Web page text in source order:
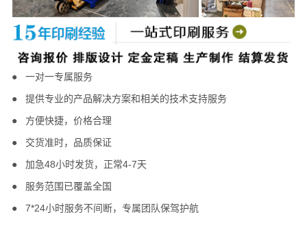
● 一对一专属服务
● 提供专业的产品解决方案和相关的技术支持服务
● 方便快捷， 价格合理
● 交货准时， 品质保证
● 加急48小时发货，正常4-7天
● 服务范围已覆盖全国
● 7*24小时服务不间断，专属团队保驾护航